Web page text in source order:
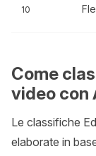
10
Come
video con
Le classifiche
elaborate in